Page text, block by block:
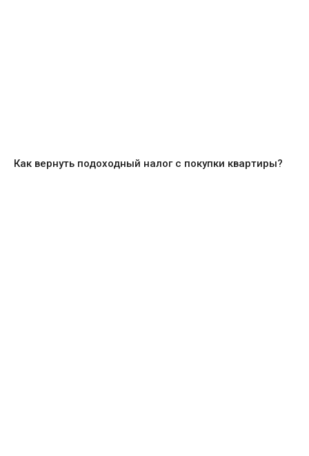
Как вернуть подоходный налог с покупки квартиры?